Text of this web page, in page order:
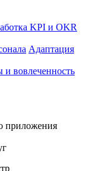
KPI и OKR
Адаптация
вовлеченность
приложения